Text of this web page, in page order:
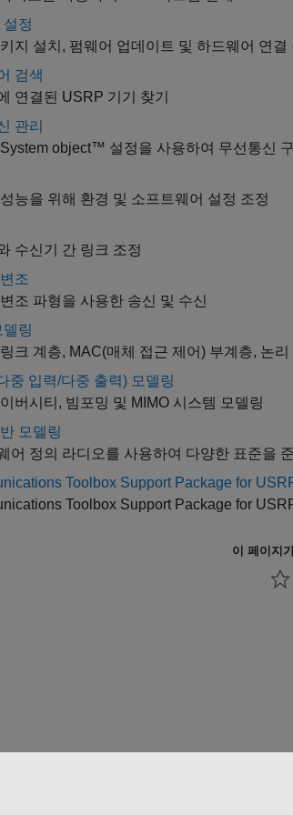
정
지 설치, 펌웨어 업데이트 및 하드웨어 연결
검색
연결된 USRP 기기 찾기
관리
object™ 설정을 사용하여 무선통신
능을 위해 환경 및 소프트웨어 설정 조정
수신기 간 링크 조정
조
조 파형을 사용한 송신 및 수신
링
크 계층, MAC(매체 접근 제어) 부계층, 논
중 입력/다중 출력) 모델링
버시티, 빔포밍 및 MIMO 시스템 모델링
모델링
어 정의 라디오를 사용하여 다양한 표준을
Toolbox Support Package for
Toolbox Support Package for
이 페이지